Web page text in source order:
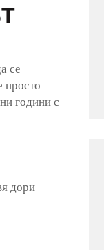
се
просто
години с
дори